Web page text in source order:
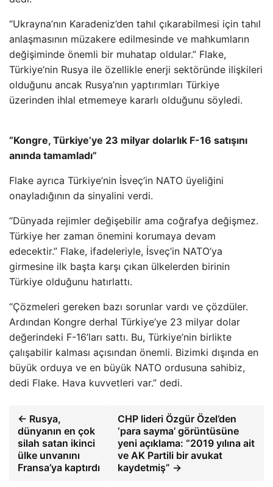
“Ukrayna’nın Karadeniz’den tahıl çıkarabilmesi için tahıl
anlaşmasının müzakere edilmesinde ve mahkumların
değişiminde önemli bir muhatap oldular.” Flake,
Türkiye’nin Rusya ile özellikle enerji sektöründe ilişkileri
olduğunu ancak Rusya’nın yaptırımları Türkiye
üzerinden ihlal etmemeye kararlı olduğunu söyledi.
“Kongre, Türkiye’ye 23 milyar dolarlık F-16 satışını
anında tamamladı”
Flake ayrıca Türkiye’nin İsveç’in NATO üyeliğini
onayladığının da sinyalini verdi.
“Dünyada rejimler değişebilir ama coğrafya değişmez.
Türkiye her zaman önemini korumaya devam
edecektir.” Flake, ifadeleriyle, İsveç’in NATO’ya
girmesine ilk başta karşı çıkan ülkelerden birinin
Türkiye olduğunu hatırlattı.
“Çözmeleri gereken bazı sorunlar vardı ve çözdüler.
Ardından Kongre derhal Türkiye’ye 23 milyar dolar
değerindeki F-16’ları sattı. Bu, Türkiye’nin birlikte
çalışabilir kalması açısından önemli. Bizimki dışında en
büyük orduya ve en büyük NATO ordusuna sahibiz,
dedi Flake. Hava kuvvetleri var.” dedi.
← Rusya,
dünyanın en çok
silah satan ikinci
ülke unvanını
Fransa’ya kaptırdı
CHP lideri Özgür Özel’den
‘para sayma’ görüntüsüne
yeni açıklama: “2019 yılına ait
ve AK Partili bir avukat
kaydetmiş” →